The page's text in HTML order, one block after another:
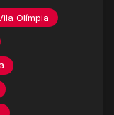
Olímpia